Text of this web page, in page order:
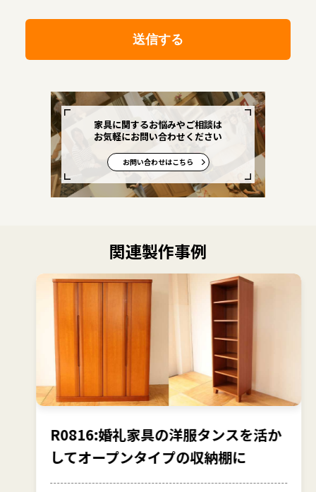
家具に関するお悩みやご相談は
お気軽にお問い合わせください
お問い合わせはこちら
関連製作事例
R0816:婚礼家具の洋服タンスを活か
してオープンタイプの収納棚に